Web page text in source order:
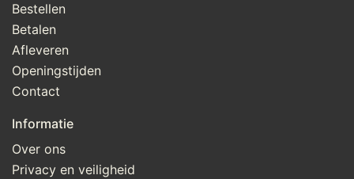
Bestellen
Betalen
Afleveren
Openingstijden
Contact
Informatie
Over ons
Privacy en veiligheid